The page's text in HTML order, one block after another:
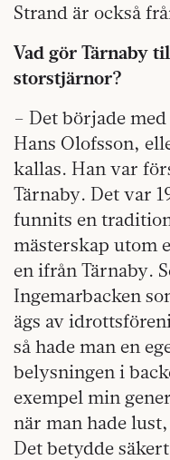
Strand är också
Vad gör Tärnaby
storstjärnor?
– Det började
Hans Olofsson,
kallas. Han var
Tärnaby. Det var
funnits en
mästerskap utom
en ifrån Tärnaby.
Ingemarbacken
ägs av
så hade man en
belysningen i
exempel min
när man hade
Det betydde